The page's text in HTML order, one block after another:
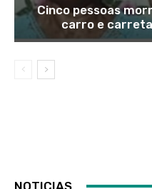
Cinco pessoas
carro e carreta
NOTICIAS